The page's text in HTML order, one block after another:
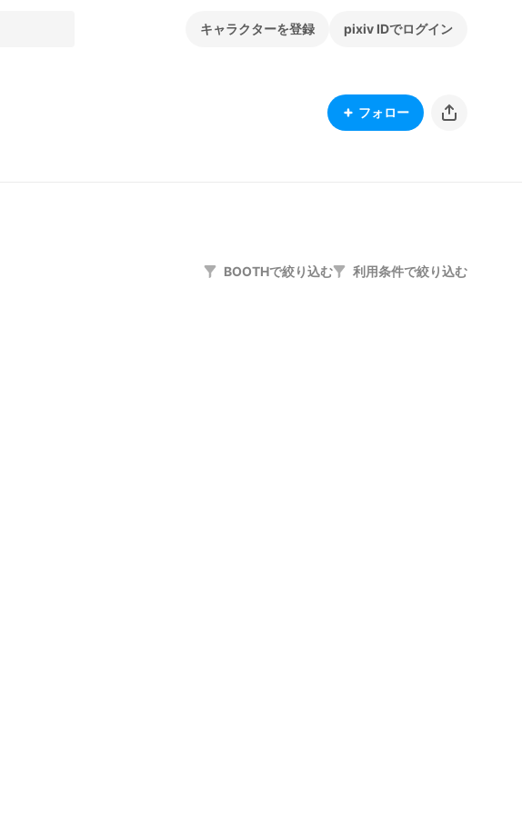
キャラクターを登録 pixiv IDでログイン
フォロー
BOOTHで絞り込む 利用条件で絞り込む